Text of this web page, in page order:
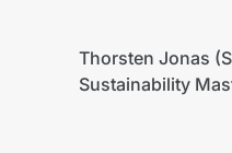
Thorsten Jonas
Sustainability